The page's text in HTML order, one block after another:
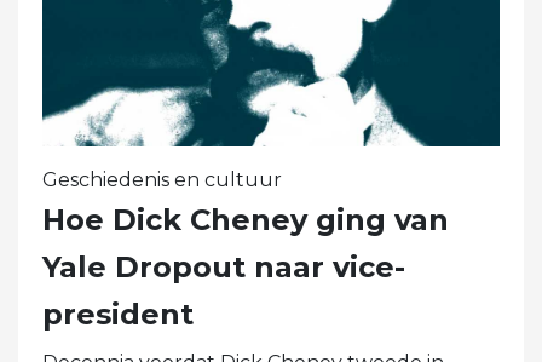
Geschiedenis en cultuur
Hoe Dick Cheney ging van
Yale Dropout naar vice-
president